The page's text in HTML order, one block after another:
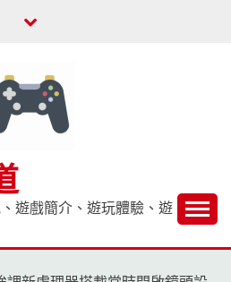
遊戲簡介、遊玩體驗、遊